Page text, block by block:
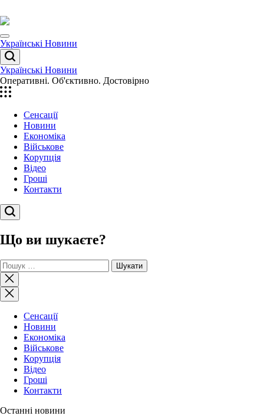
до
вмісту
Menu
Українські Новини
Пошук
Українські Новини
Оперативні. Об'єктивно. Достовірно
Сенсації
Новини
Економіка
Військове
Корупція
Відео
Гроші
Контакти
Пошук
Що ви шукаєте?
Пошук:
Закрити
пошук
Сенсації
Новини
Економіка
Військове
Корупція
Відео
Гроші
Контакти
Останні новини